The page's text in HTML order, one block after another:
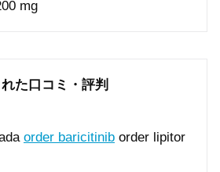
mg
た口コミ・評判
order baricitinib order lipitor